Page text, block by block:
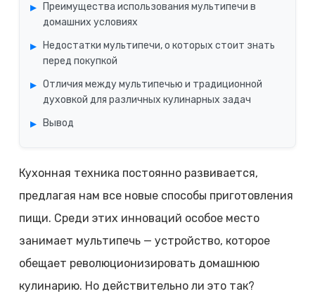
Преимущества использования мультипечи в
домашних условиях
Недостатки мультипечи, о которых стоит знать
перед покупкой
Отличия между мультипечью и традиционной
духовкой для различных кулинарных задач
Вывод
Кухонная техника постоянно развивается,
предлагая нам все новые способы приготовления
пищи. Среди этих инноваций особое место
занимает мультипечь — устройство, которое
обещает революционизировать домашнюю
кулинарию. Но действительно ли это так?